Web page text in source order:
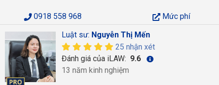
0918 558 968
Mức phí
Luật sư: Nguyễn Thị Mến
25 nhận xét
Đánh giá của iLAW: 9.6
13 năm kinh nghiệm